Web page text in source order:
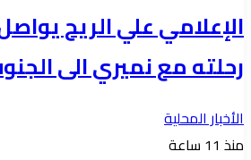
الإعلامي علي الريح
رحلته مع نميري الى
الأخبار المحلية
منذ 11 ساعة